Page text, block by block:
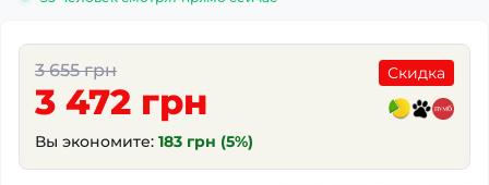
3 655 грн
3 472 грн
Вы экономите: 183 грн (5%)
Скидка